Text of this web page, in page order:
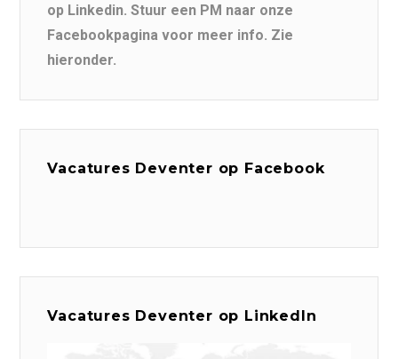
op Linkedin. Stuur een PM naar onze
Facebookpagina voor meer info. Zie
hieronder.
Vacatures Deventer op Facebook
Vacatures Deventer op LinkedIn